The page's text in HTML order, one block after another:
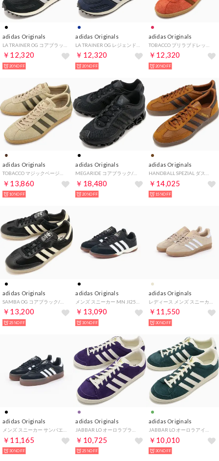
adidas Originals
￥12,320
20%OFF
adidas Originals
￥12,320
20%OFF
adidas Originals
￥12,320
20%OFF
adidas Originals
￥13,860
10%OFF
adidas Originals
￥18,480
20%OFF
adidas Originals
￥14,025
15%OFF
adidas Originals
￥13,200
25%OFF
adidas Originals
￥13,090
30%OFF
adidas Originals
￥11,550
30%OFF
adidas Originals
￥11,165
30%OFF
adidas Originals
￥10,725
25%OFF
adidas Originals
￥10,010
30%OFF